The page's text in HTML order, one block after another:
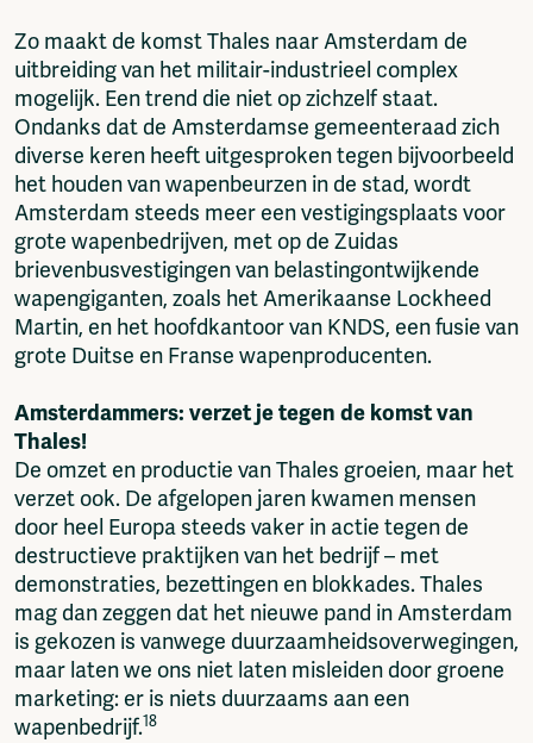
Zo maakt de komst Thales naar Amsterdam de
uitbreiding van het militair-industrieel complex
mogelijk. Een trend die niet op zichzelf staat.
Ondanks dat de Amsterdamse gemeenteraad zich
diverse keren heeft uitgesproken tegen bijvoorbeeld
het houden van wapenbeurzen in de stad, wordt
Amsterdam steeds meer een vestigingsplaats voor
grote wapenbedrijven, met op de Zuidas
brievenbusvestigingen van belastingontwijkende
wapengiganten, zoals het Amerikaanse Lockheed
Martin, en het hoofdkantoor van KNDS, een fusie van
grote Duitse en Franse wapenproducenten.
Amsterdammers: verzet je tegen de komst van
Thales!
De omzet en productie van Thales groeien, maar het
verzet ook. De afgelopen jaren kwamen mensen
door heel Europa steeds vaker in actie tegen de
destructieve praktijken van het bedrijf – met
demonstraties, bezettingen en blokkades. Thales
mag dan zeggen dat het nieuwe pand in Amsterdam
is gekozen is vanwege duurzaamheidsoverwegingen,
maar laten we ons niet laten misleiden door groene
marketing: er is niets duurzaams aan een
wapenbedrijf.18